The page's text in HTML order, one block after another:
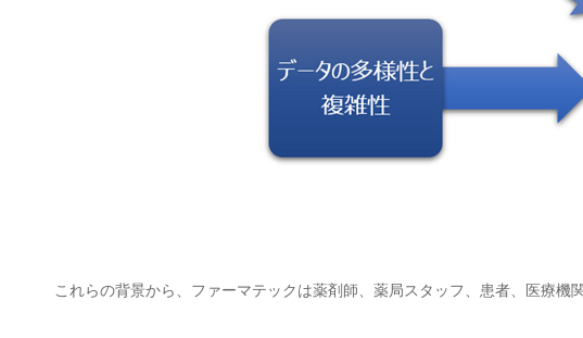
これらの背景から、ファーマテックは薬剤師、薬局スタッフ、患者、医療